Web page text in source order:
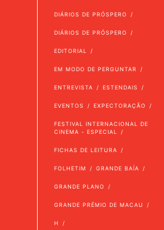
DIÁRIOS DE PRÓSPERO
DIÁRIOS DE PRÓSPERO
EDITORIAL
EM MODO DE PERGUNTAR
ENTREVISTA ESTENDAIS
EVENTOS EXPECTORAÇÃO
FESTIVAL INTERNACIONAL DE
CINEMA - ESPECIAL
FICHAS DE LEITURA
FOLHETIM GRANDE BAÍA
GRANDE PLANO
GRANDE PRÉMIO DE MACAU
H